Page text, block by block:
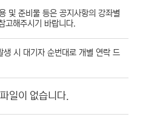
및 준비물 등은 공지사항의 강좌별
고해주시기 바랍니다.
시 대기자 순번대로 개별 연락 드
일이 없습니다.